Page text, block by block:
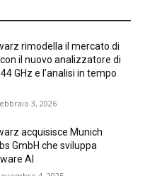
rimodella il mercato di
il nuovo analizzatore di
GHz e l’analisi in tempo
3, 2026
acquisisce Munich
GmbH che sviluppa
AI